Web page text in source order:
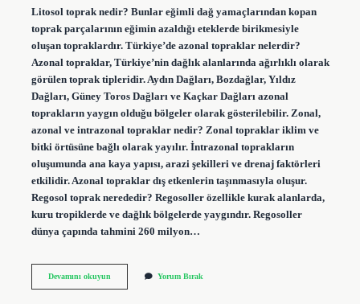
Litosol toprak nedir? Bunlar eğimli dağ yamaçlarından kopan
toprak parçalarının eğimin azaldığı eteklerde birikmesiyle
oluşan topraklardır. Türkiye’de azonal topraklar nelerdir?
Azonal topraklar, Türkiye’nin dağlık alanlarında ağırlıklı olarak
görülen toprak tipleridir. Aydın Dağları, Bozdağlar, Yıldız
Dağları, Güney Toros Dağları ve Kaçkar Dağları azonal
toprakların yaygın olduğu bölgeler olarak gösterilebilir. Zonal,
azonal ve intrazonal topraklar nedir? Zonal topraklar iklim ve
bitki örtüsüne bağlı olarak yayılır. İntrazonal toprakların
oluşumunda ana kaya yapısı, arazi şekilleri ve drenaj faktörleri
etkilidir. Azonal topraklar dış etkenlerin taşınmasıyla oluşur.
Regosol toprak nerededir? Regosoller özellikle kurak alanlarda,
kuru tropiklerde ve dağlık bölgelerde yaygındır. Regosoller
dünya çapında tahmini 260 milyon…
Devamını okuyunLitosol
Yorum Bırak